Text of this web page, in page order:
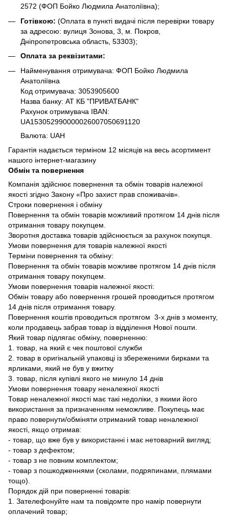
2572 (ФОП Бойко Людмила Анатоліївна);
Готівкою: (Оплата в пункті видачі після перевірки товару
за адресою: вулиця Зонова, 3, м. Покров,
Дніпропетровська область, 53303);
Оплата за реквізитами:
Найменування отримувача: ФОП Бойко Людмила
Анатоліївна
Код отримувача: 3053905600
Назва банку: АТ КБ "ПРИВАТБАНК"
Рахунок отримувача IBAN:
UA153052990000026007050691120
Валюта: UAH
Гарантія надається терміном 12 місяців на весь асортимент
нашого інтернет-магазину
Обмін та повернення
Компанія здійснює повернення та обмін товарів належної
якості згідно Закону «Про захист прав споживачів».
Строки повернення і обміну
Повернення та обмін товарів можливий протягом 14 днів після
отримання товару покупцем.
Зворотня доставка товарів здійснюється за рахунок покупця.
Умови повернення для товарів належної якості
Терміни повернення та обміну:
Повернення та обмін товарів можливе протягом 14 днів після
отримання товару покупцем.
Умови повернення товарів належної якості:
Обмін товару або повернення грошей проводиться протягом
14 днів після отримання товару.
Повернення коштів проводиться протягом 3-х днів з моменту,
коли продавець забрав товар із відділення Нової пошти.
Який товар підлягає обміну, поверненню:
1. товар, на який є чек поштової служби
2. товар в оригінальній упаковці із збереженими бирками та
ярликами, який не був у вжитку
3. товар, після купівлі якого не минуло 14 днів
Умови повернення товару неналежної якості
Товар неналежної якості має такі недоліки, з якими його
використання за призначенням неможливе. Покупець має
право повернути/обміняти отриманий товар неналежної
якості, якщо отримав:
- товар, що вже був у використанні і має нетоварний вигляд;
- товар з дефектом;
- товар з не повним комплектом;
- товар з пошкодженнями (сколами, подряпинами, плямами
тощо).
Порядок дій при поверненні товарів:
1. Зателефонуйте нам та повідомте про намір повернути
оплачений товар;